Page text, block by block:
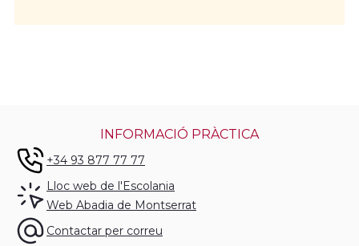
INFORMACIÓ PRÀCTICA
+34 93 877 77 77
Lloc web de l'Escolania
Web Abadia de Montserrat
Contactar per correu